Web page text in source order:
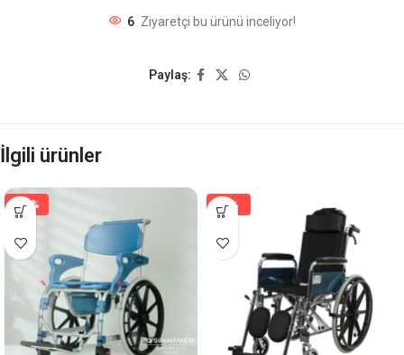
6 Ziyaretçi bu ürünü inceliyor!
Paylaş:
İlgili ürünler
-16% -4%